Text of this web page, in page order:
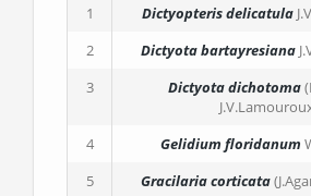
1 Dictyopteris delicatula
2
Dictyota bartayresiana
3
Dictyota dichotoma
4
Gelidium floridanum
5
Gracilaria corticata